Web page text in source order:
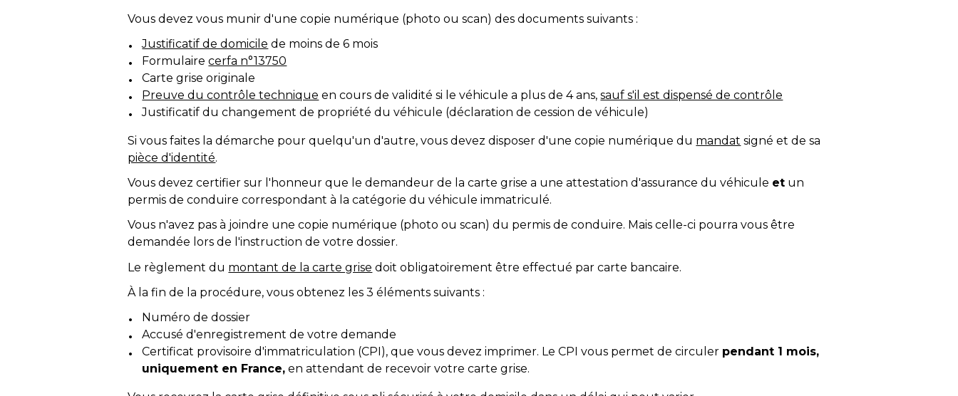
Vous devez vous munir d'une copie numérique (photo ou scan) des documents suivants :
Justificatif de domicile de moins de 6 mois
Formulairecerfa n°13750
Carte grise originale
Preuve du contrôle technique en cours de validité si le véhicule a plus de 4 ans,sauf s'il est dispensé de contrôle
Justificatif du changement de propriété du véhicule (déclaration de cession de véhicule)
Si vous faites la démarche pour quelqu'un d'autre, vous devez disposer d'une copie numérique du mandat signé et de sa
pièce d'identité.
Vous devez certifier sur l'honneur que le demandeur de la carte grise a une attestation d'assurance du véhicule et un
permis de conduire correspondant à la catégorie du véhicule immatriculé.
Vous n'avez pas à joindre une copie numérique (photo ou scan) du permis de conduire. Mais celle-ci pourra vous être
demandée lors de l'instruction de votre dossier.
Le règlement du montant de la carte grise doit obligatoirement être effectué par carte bancaire.
À la fin de la procédure, vous obtenez les 3 éléments suivants :
Numéro de dossier
Accusé d'enregistrement de votre demande
Certificat provisoire d'immatriculation (CPI), que vous devez imprimer. Le CPI vous permet de circuler pendant 1 mois,
uniquement en France, en attendant de recevoir votre carte grise.